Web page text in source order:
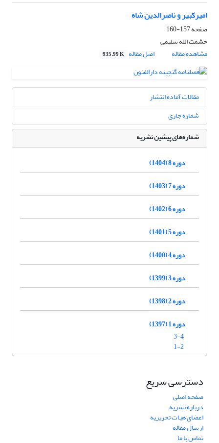
امیرکبیر و ناصرالدین شاه
صفحه157-160
حشمت الله سلیمی
مشاهده مقاله
اصل مقاله 935.99 K
مقالات آماده انتشار
شماره جاری
شماره‌های پیشین نشریه
دوره 8 (1404)
دوره 7 (1403)
دوره 6 (1402)
دوره 5 (1401)
دوره 4 (1400)
دوره 3 (1399)
دوره 2 (1398)
دوره 1 (1397)
3-4
1-2
دسترسی سریع
صفحه اصلی
درباره نشریه
اعضای هیات تحریریه
ارسال مقاله
تماس با ما